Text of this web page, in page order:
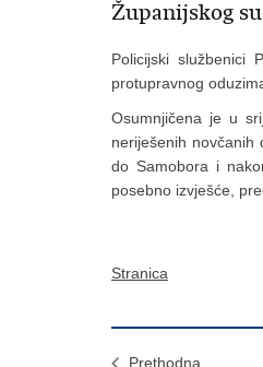
Županijskog
Policijski službenici
protupravnog
Osumnjičena je u
neriješenih
do Samobora i
posebno izvješće,
Stranica
Prethodna